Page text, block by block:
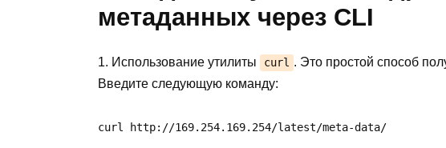
метаданных через CLI
1. Использование утилиты curl . Это простой способ
Введите следующую команду:
curl http://169.254.169.254/latest/meta-data/